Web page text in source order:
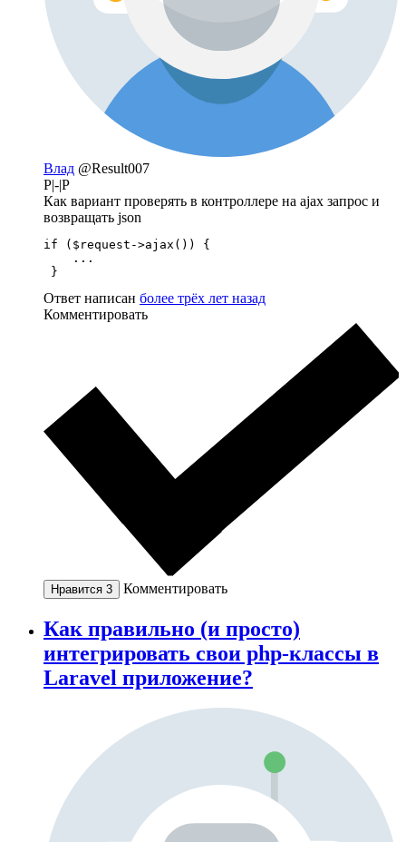
Влад @Result007
P|-|P
Как вариант проверять в контроллере на ajax запрос и
возвращать json
if ($request->ajax()) {
    ...
}
Ответ написан более трёх лет назад
Комментировать
Нравится 3 Комментировать
Как правильно (и просто)
интегрировать свои php-классы в
Laravel приложение?